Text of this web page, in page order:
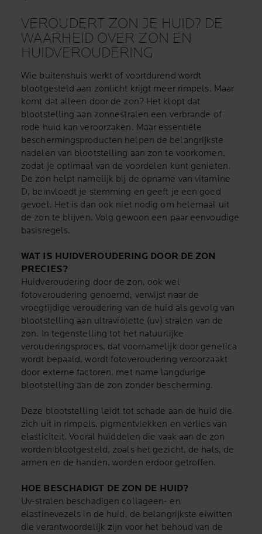
VEROUDERT ZON JE HUID? DE
WAARHEID OVER ZON EN
HUIDVEROUDERING
Wie buitenshuis werkt of voortdurend wordt
blootgesteld aan zonlicht krijgt meer rimpels. Maar
komt dat alleen door de zon? Het klopt dat
blootstelling aan zonnestralen een verbrande of
rode huid kan veroorzaken. Maar essentiële
beschermingsproducten helpen de belangrijkste
nadelen van blootstelling aan zon te voorkomen,
zodat je optimaal van de voordelen kunt genieten.
De zon helpt namelijk bij de opname van vitamine
D, beïnvloedt je stemming en geeft je een goed
gevoel. Het is dan ook niet nodig om helemaal uit
de zon te blijven. Volg gewoon een paar eenvoudige
basisregels.
WAT IS HUIDVEROUDERING DOOR DE ZON
PRECIES?
Huidveroudering door de zon, ook wel
fotoveroudering genoemd, verwijst naar de
vroegtijdige veroudering van de huid als gevolg van
blootstelling aan ultraviolette (uv) stralen van de
zon. In tegenstelling tot het natuurlijke
verouderingsproces, dat voornamelijk door genetica
wordt bepaald, wordt fotoveroudering veroorzaakt
door externe factoren, met name langdurige
blootstelling aan de zon zonder bescherming.
Deze blootstelling leidt tot schade aan de huid die
zich uit in rimpels, pigmentvlekken en verlies van
elasticiteit. Vooral huiddelen die vaak aan de zon
worden blootgesteld, zoals het gezicht, de hals, de
armen en de handen, worden erdoor getroffen.
HOE BESCHADIGT DE ZON DE HUID?
Uv-stralen beschadigen collageen- en
elastinevezels in de huid, de belangrijkste eiwitten
die verantwoordelijk zijn voor het behoud van de